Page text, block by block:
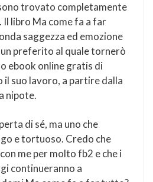
trovato completamente
libro Ma come fa a far
saggezza ed emozione
un preferito al quale tornerò
ebook online gratis di
il suo lavoro, a partire dalla
nipote.
di sé, ma uno che
e tortuoso. Credo che
me per molto fb2 e che i
continueranno a